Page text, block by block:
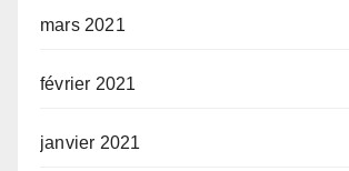
mars 2021
février 2021
janvier 2021